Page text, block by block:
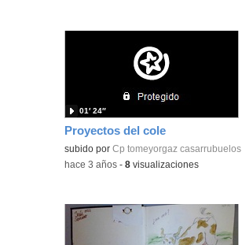
Proyectos del cole
subido porCp tomeyorgaz casarrubuelos
01′ 24″
-hace 3 años -8 visualizaciones